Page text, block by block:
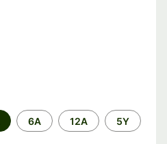
6A 12A 5Y